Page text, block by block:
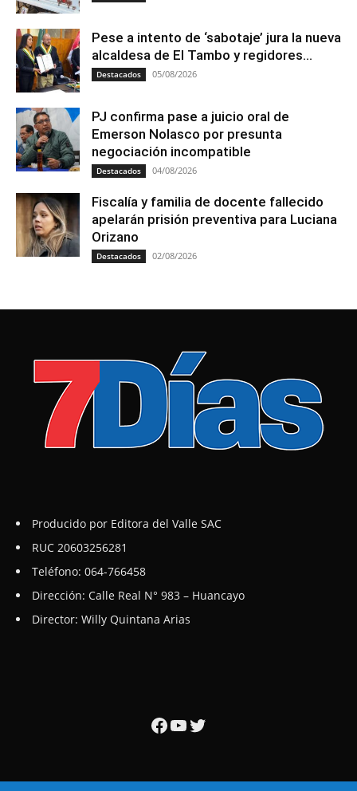
Pese a intento de ‘sabotaje’ jura la nueva
alcaldesa de El Tambo y regidores...
Destacados 05/08/2026
PJ confirma pase a juicio oral de
Emerson Nolasco por presunta
negociación incompatible
Destacados 04/08/2026
Fiscalía y familia de docente fallecido
apelarán prisión preventiva para Luciana
Orizano
Destacados 02/08/2026
Producido por Editora del Valle SAC
RUC 20603256281
Teléfono: 064-766458
Dirección: Calle Real N° 983 – Huancayo
Director: Willy Quintana Arias
Facebook
YouTube
Twitter